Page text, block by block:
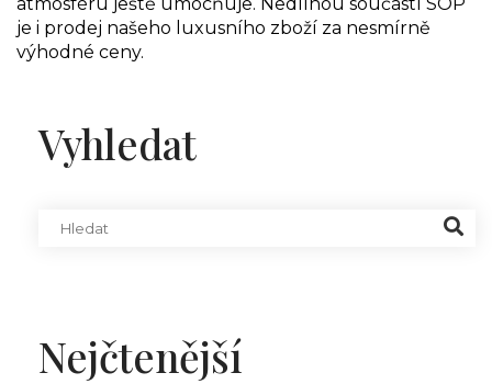
je i prodej našeho luxusního zboží za nesmírně
výhodné ceny.
Vyhledat
Nejčtenější